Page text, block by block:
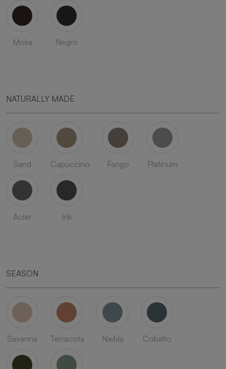
Moka Negro
NATURALLY MADE
Sand Capuccino Fango Platinum
Acier Ink
SEASON
Savanna Terracota Niebla Cobalto